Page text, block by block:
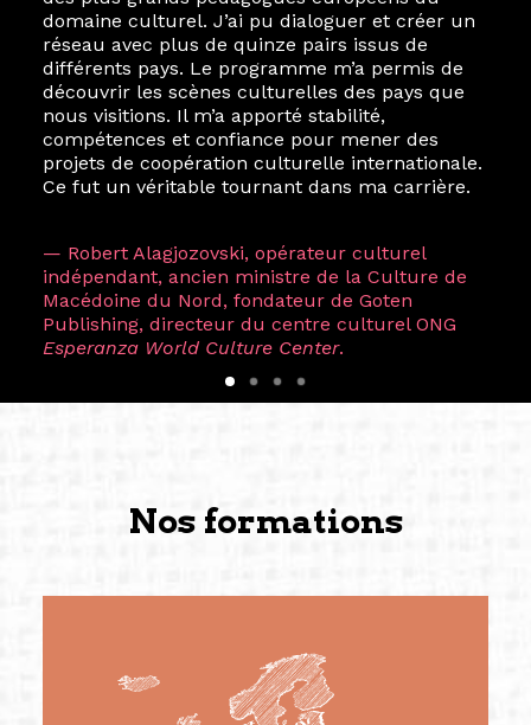
domaine culturel. J’ai pu dialoguer et créer un
réseau avec plus de quinze pairs issus de
différents pays. Le programme m’a permis de
découvrir les scènes culturelles des pays que
nous visitions. Il m’a apporté stabilité,
compétences et confiance pour mener des
projets de coopération culturelle internationale.
Ce fut un véritable tournant dans ma carrière.
— Robert Alagjozovski, opérateur culturel
indépendant, ancien ministre de la Culture de
Macédoine du Nord, fondateur de Goten
Publishing, directeur du centre culturel ONG
Esperanza World Culture Center.
Nos formations